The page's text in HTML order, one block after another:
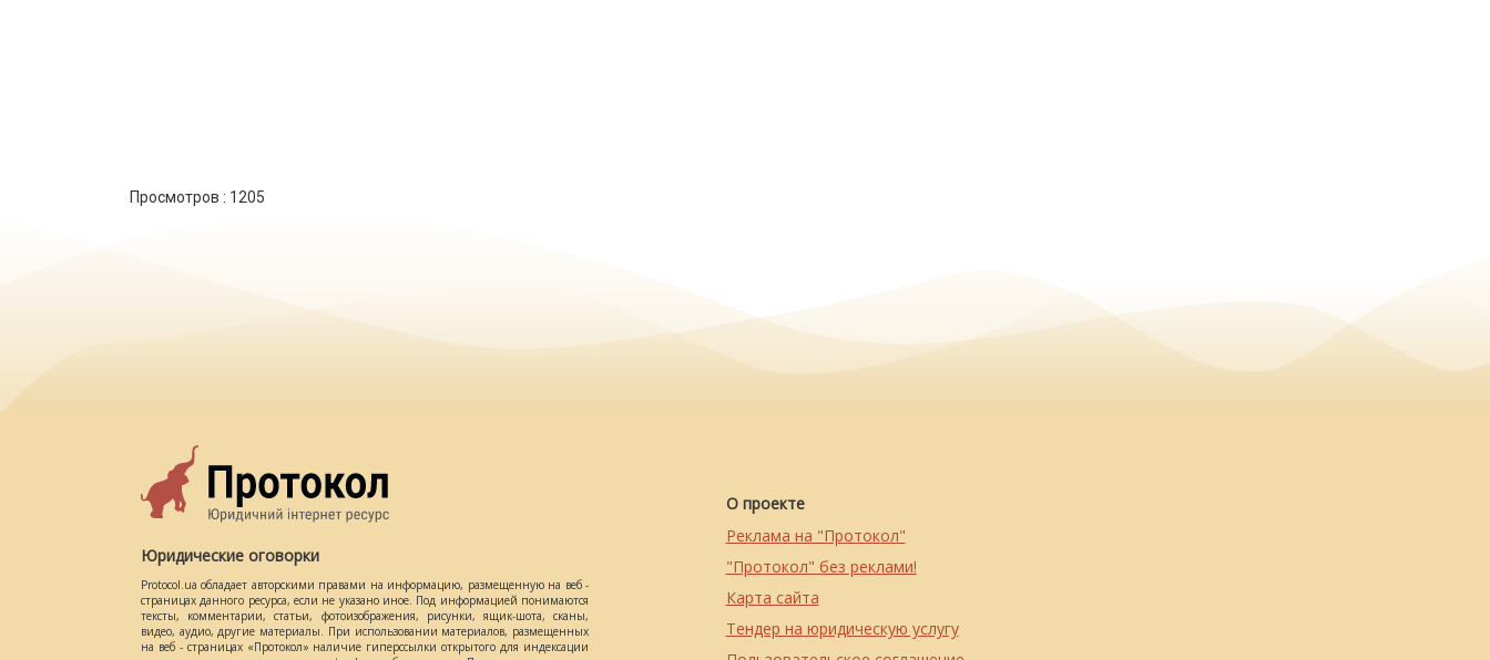
Просмотров : 1205
Юридические оговорки
Protocol.ua обладает авторскими правами на информацию, размещенную на веб -
страницах данного ресурса, если не указано иное. Под информацией понимаются
тексты, комментарии, статьи, фотоизображения, рисунки, ящик-шота, сканы,
видео, аудио, другие материалы. При использовании материалов, размещенных
на веб - страницах «Протокол» наличие гиперссылки открытого для индексации
О проекте
Реклама на "Протокол"
"Протокол" без реклами!
Карта сайта
Тендер на юридическую услугу